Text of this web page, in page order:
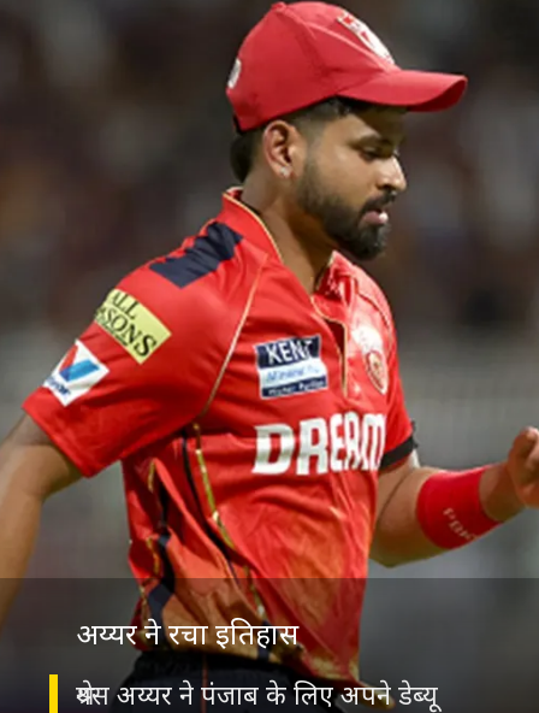
श्रेयस अय्यर ने पंजाब के लिए अपने डेब्यू
अय्यर ने रचा इतिहास